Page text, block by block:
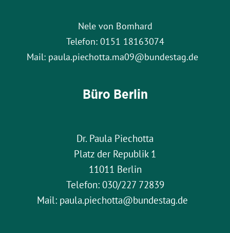
Nele von Bomhard
Telefon: 0151 18163074
Mail: paula.piechotta.ma09@bundestag.de
Büro Berlin
Dr. Paula Piechotta
Platz der Republik 1
11011 Berlin
Telefon: 030/227 72839
Mail: paula.piechotta@bundestag.de